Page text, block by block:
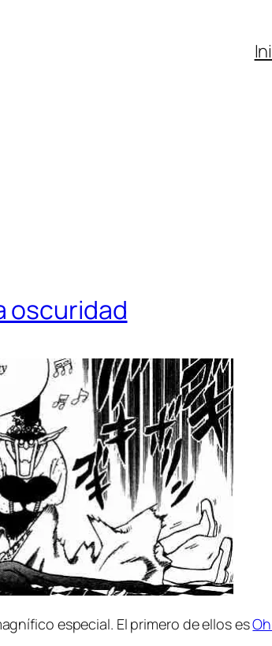
oscuridad
es­pe­cial. El pri­me­ro de ellos es